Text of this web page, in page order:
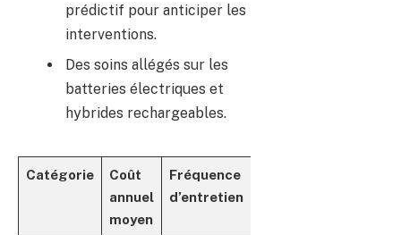
prédictif pour anticiper les
interventions.
Des soins allégés sur les
batteries électriques et
hybrides rechargeables.
Catégorie
Coût
annuel
moyen
Fréquence
d’entretien